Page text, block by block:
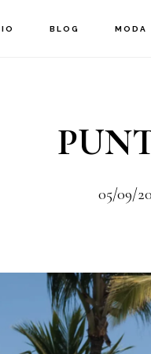
BLOG MODA
05/09/